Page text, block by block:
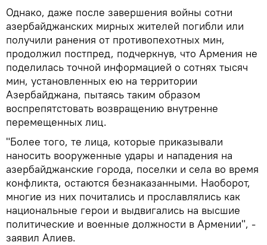
Однако, даже после завершения войны сотни
азербайджанских мирных жителей погибли или
получили ранения от противопехотных мин,
продолжил постпред, подчеркнув, что Армения не
поделилась точной информацией о сотнях тысяч
мин, установленных ею на территории
Азербайджана, пытаясь таким образом
воспрепятстовать возвращению внутренне
перемещенных лиц.
"Более того, те лица, которые приказывали
наносить вооруженные удары и нападения на
азербайджанские города, поселки и села во время
конфликта, остаются безнаказанными. Наоборот,
многие из них почитались и прославлялись как
национальные герои и выдвигались на высшие
политические и военные должности в Армении", -
заявил Алиев.